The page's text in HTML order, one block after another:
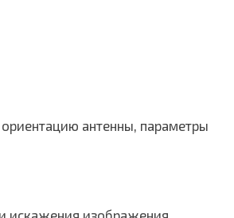
антенны, параметры
искажения изображения.